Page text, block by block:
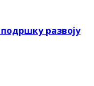
развоју